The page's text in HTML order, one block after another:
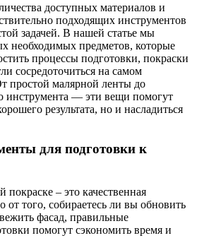
доступных материалов и
подходящих инструментов
задачей. В нашей статье мы
необходимых предметов, которые
процессы подготовки, покраски
сосредоточиться на самом
простой малярной ленты до
инструмента — эти вещи помогут
результата, но и насладиться
для подготовки к
– это качественная
от того, собираетесь ли вы обновить
фасад, правильные
помогут сэкономить время и